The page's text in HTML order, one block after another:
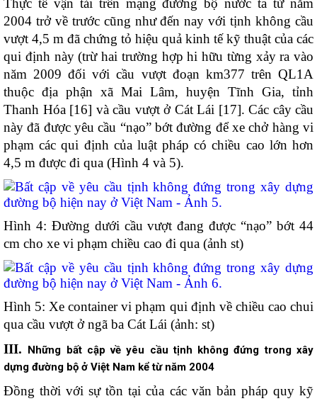
Thực tế vận tải trên mạng đường bộ nước ta từ năm
2004 trở về trước cũng như đến nay với tịnh không cầu
vượt 4,5 m đã chứng tỏ hiệu quả kinh tế kỹ thuật của các
qui định này (trừ hai trường hợp hi hữu từng xảy ra vào
năm 2009 đối với cầu vượt đoạn km377 trên QL1A
thuộc địa phận xã Mai Lâm, huyện Tĩnh Gia, tỉnh
Thanh Hóa [16] và cầu vượt ở Cát Lái [17]. Các cây cầu
này đã được yêu cầu “nạo” bớt đường để xe chở hàng vi
phạm các qui định của luật pháp có chiều cao lớn hơn
4,5 m được đi qua (Hình 4 và 5).
Hình 4: Đường dưới cầu vượt đang được “nạo” bớt 44
cm cho xe vi phạm chiều cao đi qua (ảnh st)
Hình 5: Xe container vi phạm qui định về chiều cao chui
qua cầu vượt ở ngã ba Cát Lái (ảnh: st)
III. Những bất cập về yêu cầu tịnh không đứng trong xây
dựng đường bộ ở Việt Nam kể từ năm 2004
Đồng thời với sự tồn tại của các văn bản pháp quy kỹ